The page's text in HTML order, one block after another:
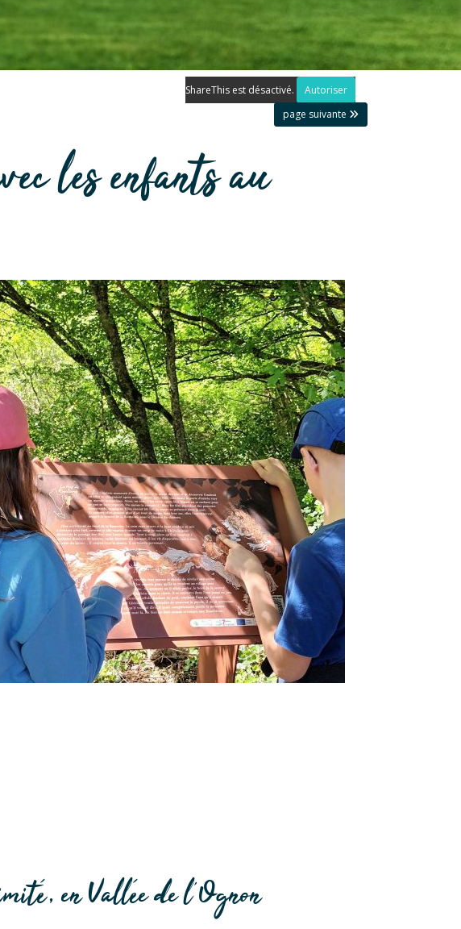
ShareThis est désactivé. Autoriser
page suivante
les enfants au
en Vallée de l’Ognon